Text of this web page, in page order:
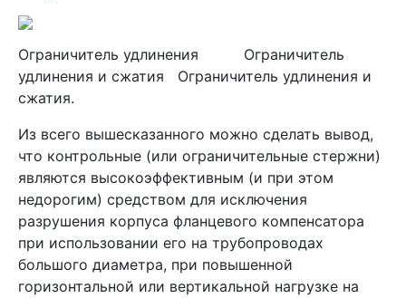
Ограничитель удлинения Ограничитель
удлинения и сжатия Ограничитель удлинения и
сжатия.
Из всего вышесказанного можно сделать вывод,
что контрольные (или ограничительные стержни)
являются высокоэффективным (и при этом
недорогим) средством для исключения
разрушения корпуса фланцевого компенсатора
при использовании его на трубопроводах
большого диаметра, при повышенной
горизонтальной или вертикальной нагрузке на